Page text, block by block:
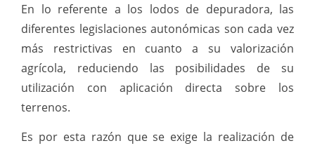
En lo referente a los lodos de depuradora, las
diferentes legislaciones autonómicas son cada vez
más restrictivas en cuanto a su valorización
agrícola, reduciendo las posibilidades de su
utilización con aplicación directa sobre los
terrenos.
Es por esta razón que se exige la realización de